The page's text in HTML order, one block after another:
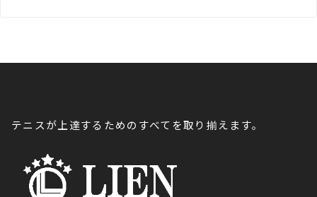
テニスが上達するためのすべてを取り揃えます。